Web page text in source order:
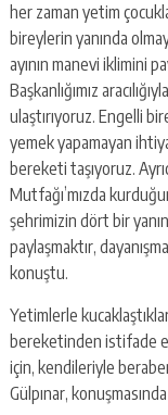
her zaman yetim
bireylerin yanında
ayının manevi iklimini
Başkanlığımız
ulaştırıyoruz. Engelli
yemek yapamayan
bereketi taşıyoruz.
Mutfağı’mızda
şehrimizin dört bir
paylaşmaktır,
konuştu.
Yetimlerle
bereketinden istifade
için, kendileriyle
Gülpınar,